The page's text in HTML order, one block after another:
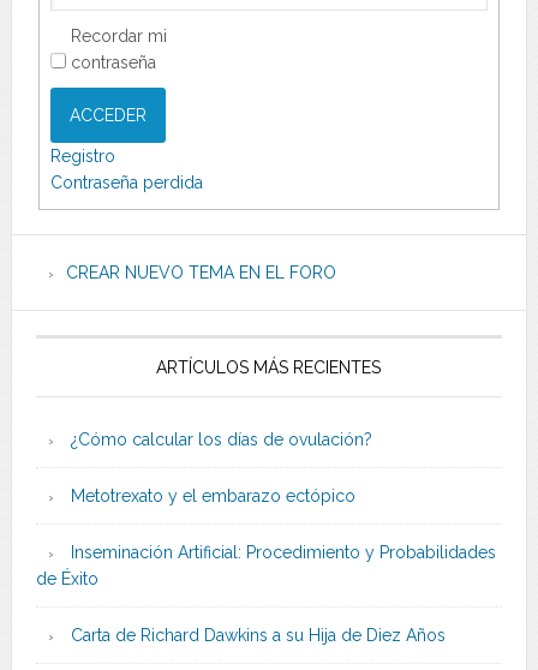
Recordar mi
contraseña
ACCEDER
Registro
Contraseña perdida
CREAR NUEVO TEMA EN EL FORO
ARTÍCULOS MÁS RECIENTES
¿Cómo calcular los días de ovulación?
Metotrexato y el embarazo ectópico
Inseminación Artificial: Procedimiento y Probabilidades
de Éxito
Carta de Richard Dawkins a su Hija de Diez Años